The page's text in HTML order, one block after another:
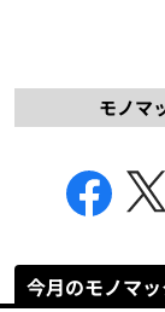
モノマ
今月のモノマ